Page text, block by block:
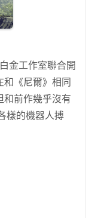
金工作室聯合開
《尼爾》相同
和前作幾乎沒有
樣的機器人搏